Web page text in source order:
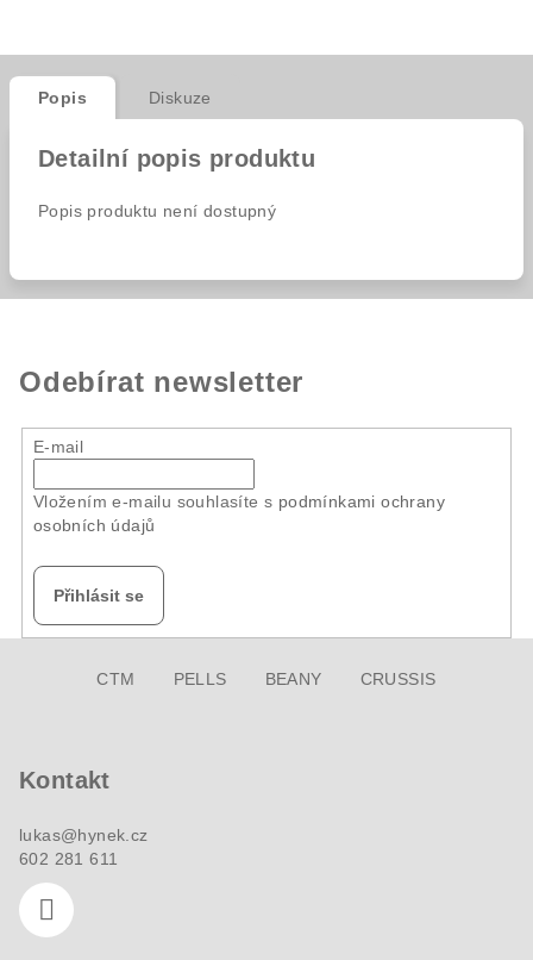
Popis Diskuze
Detailní popis produktu
Popis produktu není dostupný
Odebírat newsletter
E-mail
Vložením e-mailu souhlasíte s podmínkami ochrany
osobních údajů
Přihlásit se
CTM PELLS BEANY CRUSSIS
Kontakt
lukas@hynek.cz
602 281 611